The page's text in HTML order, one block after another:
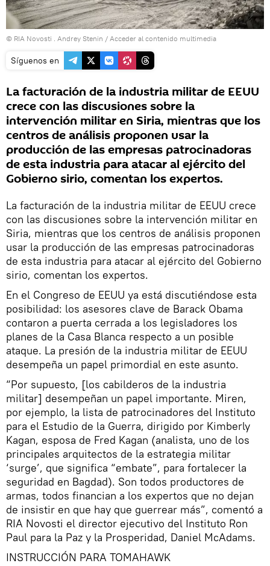
© RIA Novosti . Andrey Stenin / Acceder al contenido multimedia
Síguenos en
La facturación de la industria militar de EEUU
crece con las discusiones sobre la
intervención militar en Siria, mientras que los
centros de análisis proponen usar la
producción de las empresas patrocinadoras
de esta industria para atacar al ejército del
Gobierno sirio, comentan los expertos.
La facturación de la industria militar de EEUU crece
con las discusiones sobre la intervención militar en
Siria, mientras que los centros de análisis proponen
usar la producción de las empresas patrocinadoras
de esta industria para atacar al ejército del Gobierno
sirio, comentan los expertos.
En el Congreso de EEUU ya está discutiéndose esta
posibilidad: los asesores clave de Barack Obama
contaron a puerta cerrada a los legisladores los
planes de la Casa Blanca respecto a un posible
ataque. La presión de la industria militar de EEUU
desempeña un papel primordial en este asunto.
“Por supuesto, [los cabilderos de la industria
militar] desempeñan un papel importante. Miren,
por ejemplo, la lista de patrocinadores del Instituto
para el Estudio de la Guerra, dirigido por Kimberly
Kagan, esposa de Fred Kagan (analista, uno de los
principales arquitectos de la estrategia militar
‘surge’, que significa “embate”, para fortalecer la
seguridad en Bagdad). Son todos productores de
armas, todos financian a los expertos que no dejan
de insistir en que hay que guerrear más”, comentó a
RIA Novosti el director ejecutivo del Instituto Ron
Paul para la Paz y la Prosperidad, Daniel McAdams.
INSTRUCCIÓN PARA TOMAHAWK